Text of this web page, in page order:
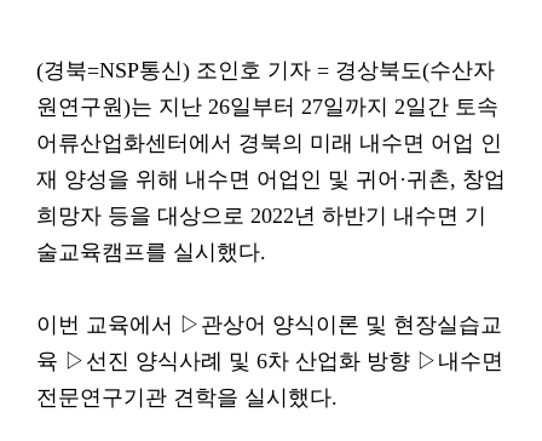
(경북=NSP통신) 조인호 기자 = 경상북도(수산자
원연구원)는 지난 26일부터 27일까지 2일간 토속
어류산업화센터에서 경북의 미래 내수면 어업 인
재 양성을 위해 내수면 어업인 및 귀어·귀촌, 창업
희망자 등을 대상으로 2022년 하반기 내수면 기
술교육캠프를 실시했다.
이번 교육에서 ▷관상어 양식이론 및 현장실습교
육 ▷선진 양식사례 및 6차 산업화 방향 ▷내수면
전문연구기관 견학을 실시했다.